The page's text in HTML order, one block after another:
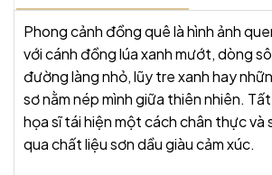
Phong cảnh đồng quê là hình ảnh
với cánh đồng lúa xanh mướt, dòng
đường làng nhỏ, lũy tre xanh hay
sơ nằm nép mình giữa thiên nhiên.
họa sĩ tái hiện một cách chân thực và
qua chất liệu sơn dầu giàu cảm xúc.